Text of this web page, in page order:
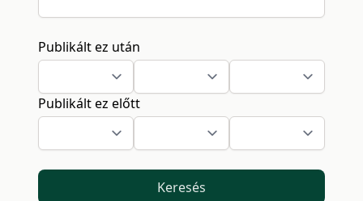
Publikált ez után
Publikált ez előtt
Keresés